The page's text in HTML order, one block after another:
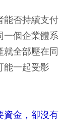
能否持續支付
一個企業體系
就全部壓在同
能一起受影
資金，卻沒有